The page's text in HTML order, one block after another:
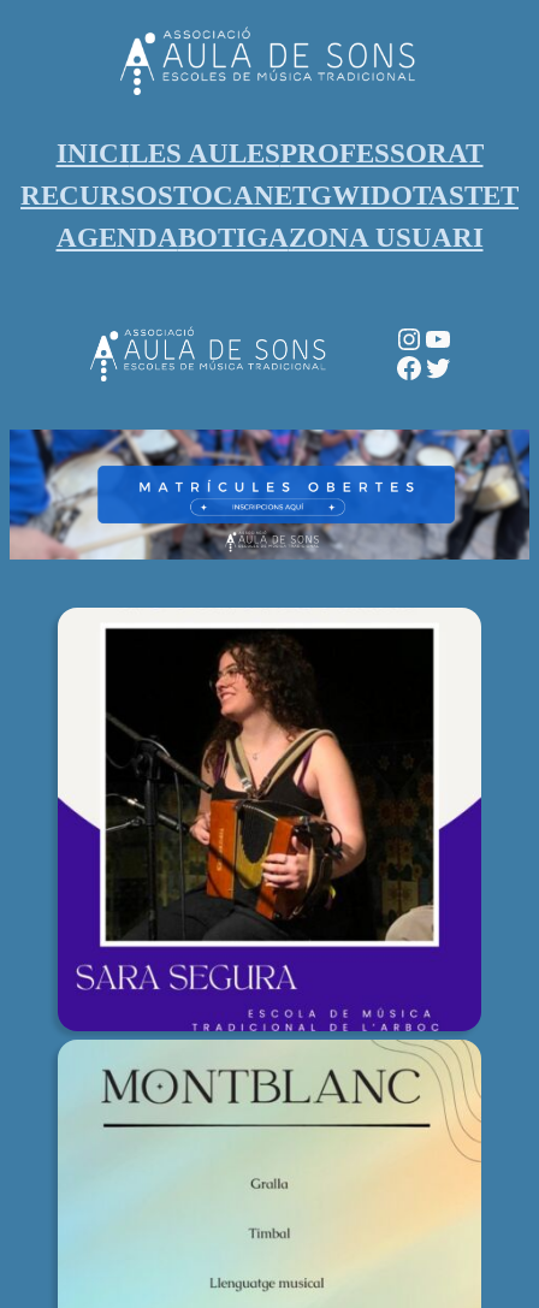
INICILES AULESPROFESSORAT
RECURSOSTOCANETGWIDOTASTET
AGENDABOTIGAZONA USUARI
Instagram
YouTube
Facebook
Twitter